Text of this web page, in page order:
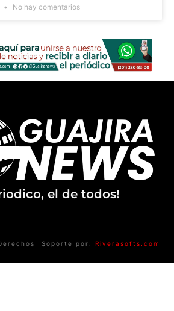
No hay comentarios
el de todos!
Soporte por: Riverasofts.com